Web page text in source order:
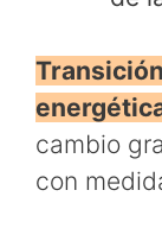
cambio
con